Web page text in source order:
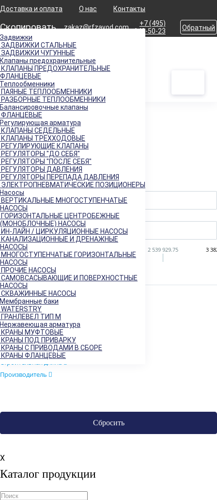
Доставка и оплата О нас Контакты
Скопировать zakaz@rfzavod.com
+7 (495)
642-50-23
Обратный
Каталог
Задвижки
ЗАДВИЖКИ СТАЛЬНЫЕ
ЗАДВИЖКИ ЧУГУННЫЕ
Клапаны предохранительные
КЛАПАНЫ ПРЕДОХРАНИТЕЛЬНЫЕ
ФЛАНЦЕВЫЕ
Теплообменники
ПАЯНЫЕ ТЕПЛООБМЕННИКИ
РАЗБОРНЫЕ ТЕПЛООБМЕННИКИ
Балансировочные клапаны
ФЛАНЦЕВЫЕ
Регулирующая арматура
КЛАПАНЫ СЕДЕЛЬНЫЕ
КЛАПАНЫ ТРЁХХОДОВЫЕ
РЕГУЛИРУЮЩИЕ КЛАПАНЫ
РЕГУЛЯТОРЫ "ДО СЕБЯ"
РЕГУЛЯТОРЫ "ПОСЛЕ СЕБЯ"
РЕГУЛЯТОРЫ ДАВЛЕНИЯ
РЕГУЛЯТОРЫ ПЕРЕПАДА ДАВЛЕНИЯ
ЭЛЕКТРОПНЕВМАТИЧЕСКИЕ ПОЗИЦИОНЕРЫ
Насосы
ВЕРТИКАЛЬНЫЕ МНОГОСТУПЕНЧАТЫЕ
НАСОСЫ
ГОРИЗОНТАЛЬНЫЕ ЦЕНТРОБЕЖНЫЕ
(МОНОБЛОЧНЫЕ) НАСОСЫ
ИН-ЛАЙН / ЦИРКУЛЯЦИОННЫЕ НАСОСЫ
КАНАЛИЗАЦИОННЫЕ И ДРЕНАЖНЫЕ
НАСОСЫ
МНОГОСТУПЕНЧАТЫЕ ГОРИЗОНТАЛЬНЫЕ
НАСОСЫ
ПРОЧИЕ НАСОСЫ
САМОВСАСЫВАЮЩИЕ И ПОВЕРХНОСТНЫЕ
НАСОСЫ
СКВАЖИННЫЕ НАСОСЫ
Мембранные баки
WATERSTRY
ГРАНЛЕВЕЛ ТИП М
Нержавеющая арматура
КРАНЫ МУФТОВЫЕ
КРАНЫ ПОД ПРИВАРКУ
КРАНЫ С ПРИВОДАМИ В СБОРЕ
КРАНЫ ФЛАНЦЕВЫЕ
Главная Продукция Регулирующая арматура
Регулирующие клапаны
Каталог
Подбор параметров
Цена
От
До
2 539 929.75 3
Диаметры
Давление
Температура
Корпус
Присоединение
Страна
Строительная длина
Производитель
X
Каталог продукции